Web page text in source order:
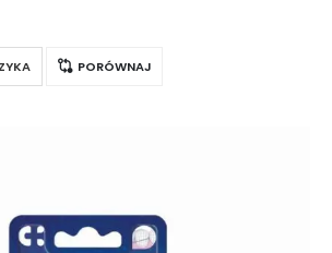
pęcznieje ona dopiero podczas
dziąseł, co czyni ją idealną…
PORÓWNAJ